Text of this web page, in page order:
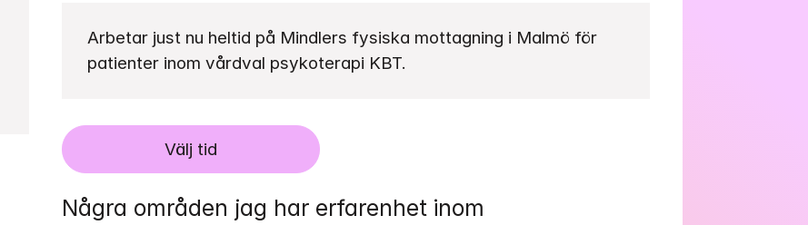
Välj tid
Arbetar just nu heltid på Mindlers fysiska mottagning i Malmö för
patienter inom vårdval psykoterapi KBT.
Några områden jag har erfarenhet inom